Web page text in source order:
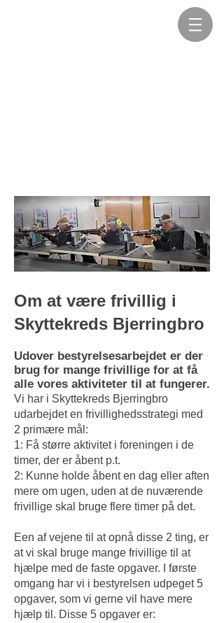
Om at være frivillig i
Skyttekreds Bjerringbro
Udover bestyrelsesarbejdet er der
brug for mange frivillige for at få
alle vores aktiviteter til at fungerer.
Vi har i Skyttekreds Bjerringbro
udarbejdet en frivillighedsstrategi med
2 primære mål:
1: Få større aktivitet i foreningen i de
timer, der er åbent p.t.
2: Kunne holde åbent en dag eller aften
mere om ugen, uden at de nuværende
frivillige skal bruge flere timer på det.
Een af vejene til at opnå disse 2 ting, er
at vi skal bruge mange frivillige til at
hjælpe med de faste opgaver. I første
omgang har vi i bestyrelsen udpeget 5
opgaver, som vi gerne vil have mere
hjælp til. Disse 5 opgaver er: